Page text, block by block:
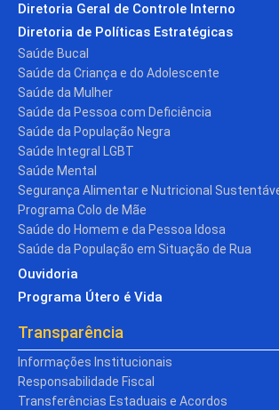
Diretoria Geral de Controle Interno
Diretoria de Políticas Estratégicas
Saúde Bucal
Saúde da Criança e do Adolescente
Saúde da Mulher
Saúde da Pessoa com Deficiência
Saúde da População Negra
Saúde Integral LGBT
Saúde Mental
Segurança Alimentar e Nutricional
Programa Colo de Mãe
Saúde do Homem e da Pessoa Idosa
Saúde da População em Situação de Rua
Ouvidoria
Programa Útero é Vida
Transparência
Informações Institucionais
Responsabilidade Fiscal
Transferências Estaduais e Acordos